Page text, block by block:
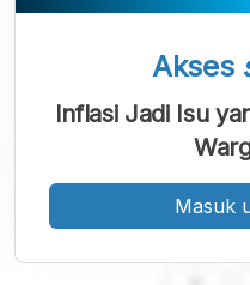
Akses
Inflasi Jadi Isu
Masuk